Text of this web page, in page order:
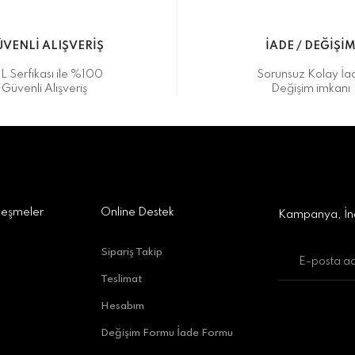
Antalya
ALIŞVERİŞ
Serfikası ile %100
Güvenli Alışveriş
İADE / DEĞİŞİM
Sorunsuz Kolay
Değişim imkanı
Online Destek
Sipariş Takip
Teslimat
Hesabım
Değişim Formu İade Formu
Kampanya,